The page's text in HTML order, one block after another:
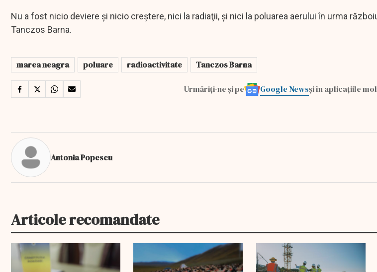
Nu a fost nicio deviere şi nicio creştere, nici la radiaţii, şi nici la poluarea aerului în urma
Tanczos Barna.
marea neagra poluare radioactivitate Tanczos Barna
Urmăriți-ne și pe Google Newsși în aplicațiile
Antonia Popescu
Articole recomandate
EXCLUSIV